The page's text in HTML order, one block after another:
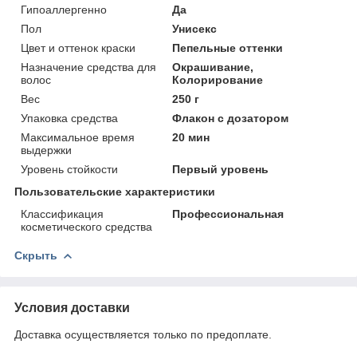
Гипоаллергенно
Да
Пол
Унисекс
Цвет и оттенок краски
Пепельные оттенки
Назначение средства для
волос
Окрашивание,
Колорирование
Вес
250 г
Упаковка средства
Флакон с дозатором
Максимальное время
выдержки
20 мин
Уровень стойкости
Первый уровень
Пользовательские характеристики
Классификация
косметического средства
Профессиональная
Скрыть
Условия доставки
Доставка осуществляется только по предоплате.